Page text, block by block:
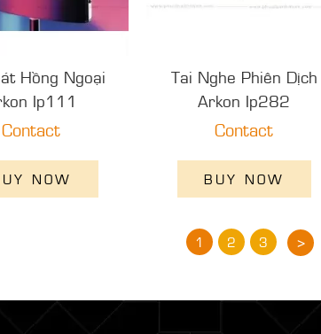
Hồng Ngoại
Ip111
Contact
NOW
Tai Nghe Phiên Dịch
Arkon Ip282
Contact
BUY NOW
1 2 3 >